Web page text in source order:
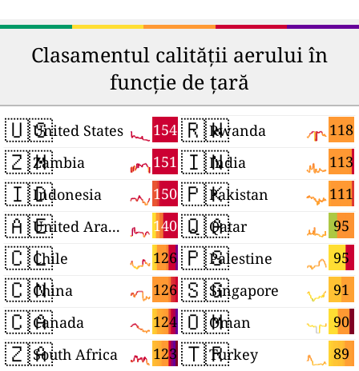
Clasamentul calității aerului în
funcție de țară
🇺🇸 154
United States
🇿🇲 151
Zambia
🇮🇩 150
Indonesia
🇦🇪 140
United Arab Emirates
🇨🇱 126
Chile
🇨🇳 126
China
🇨🇦 124
Canada
🇿🇦 123
South Africa
🇷🇼 118
Rwanda
🇮🇳 113
India
🇵🇰 111
Pakistan
🇶🇦 95
Qatar
🇵🇸 95
Palestine
🇸🇬 91
Singapore
🇴🇲 90
Oman
🇹🇷 89
Turkey